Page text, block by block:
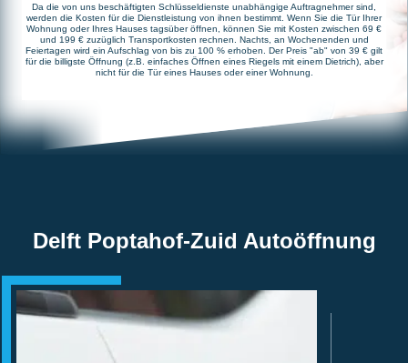
Da die von uns beschäftigten Schlüsseldienste unabhängige Auftragnehmer sind,
werden die Kosten für die Dienstleistung von ihnen bestimmt. Wenn Sie die Tür Ihrer
Wohnung oder Ihres Hauses tagsüber öffnen, können Sie mit Kosten zwischen 69 €
und 199 € zuzüglich Transportkosten rechnen. Nachts, an Wochenenden und
Feiertagen wird ein Aufschlag von bis zu 100 % erhoben. Der Preis "ab" von 39 € gilt
für die billigste Öffnung (z.B. einfaches Öffnen eines Riegels mit einem Dietrich), aber
nicht für die Tür eines Hauses oder einer Wohnung.
Delft Poptahof-Zuid Autoöffnung